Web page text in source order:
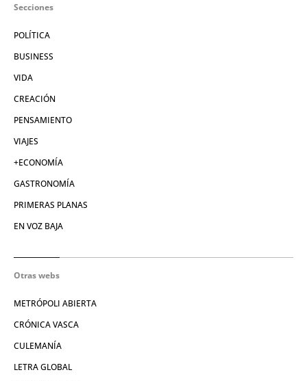
Secciones
POLÍTICA
BUSINESS
VIDA
CREACIÓN
PENSAMIENTO
VIAJES
+ECONOMÍA
GASTRONOMÍA
PRIMERAS PLANAS
EN VOZ BAJA
Otras webs
METRÓPOLI ABIERTA
CRÓNICA VASCA
CULEMANÍA
LETRA GLOBAL